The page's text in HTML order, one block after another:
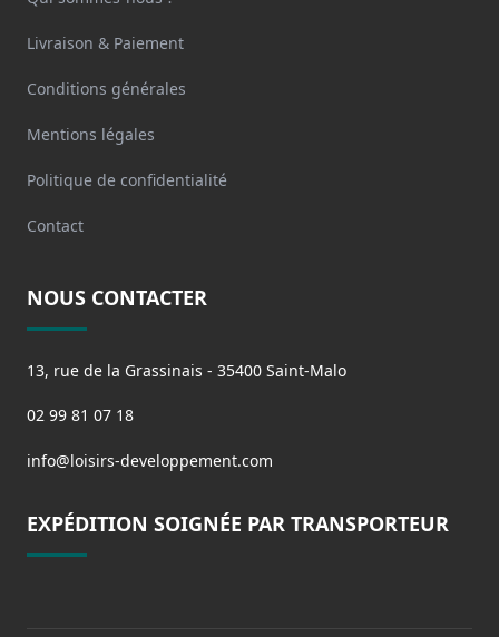
Livraison & Paiement
Conditions générales
Mentions légales
Politique de confidentialité
Contact
NOUS CONTACTER
13, rue de la Grassinais - 35400 Saint-Malo
02 99 81 07 18
info@loisirs-developpement.com
EXPÉDITION SOIGNÉE PAR TRANSPORTEUR